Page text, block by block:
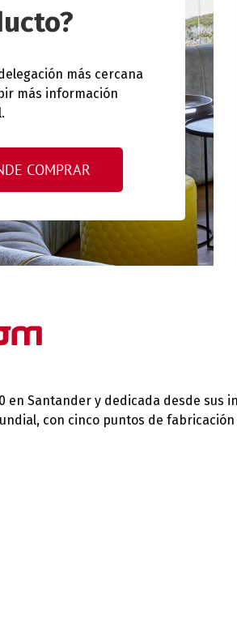
más cercana
más información
COMPRAR
en Santander y dedicada desde
con cinco puntos de